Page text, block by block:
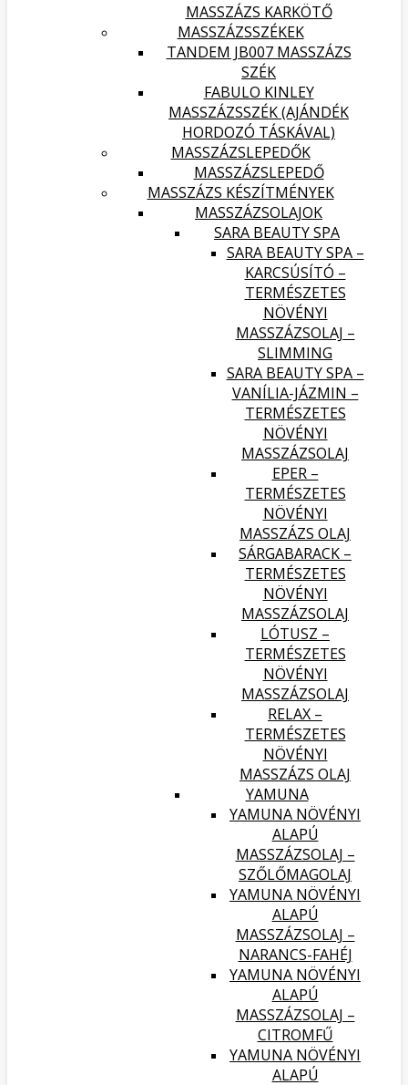
MASSZÁZS KARKÖTŐ
MASSZÁZSSZÉKEK
TANDEM JB007 MASSZÁZS
SZÉK
FABULO KINLEY
MASSZÁZSSZÉK (AJÁNDÉK
HORDOZÓ TÁSKÁVAL)
MASSZÁZSLEPEDŐK
MASSZÁZSLEPEDŐ
MASSZÁZS KÉSZÍTMÉNYEK
MASSZÁZSOLAJOK
SARA BEAUTY SPA
SARA BEAUTY SPA –
KARCSÚSÍTÓ –
TERMÉSZETES
NÖVÉNYI
MASSZÁZSOLAJ –
SLIMMING
SARA BEAUTY SPA –
VANÍLIA-JÁZMIN –
TERMÉSZETES
NÖVÉNYI
MASSZÁZSOLAJ
EPER –
TERMÉSZETES
NÖVÉNYI
MASSZÁZS OLAJ
SÁRGABARACK –
TERMÉSZETES
NÖVÉNYI
MASSZÁZSOLAJ
LÓTUSZ –
TERMÉSZETES
NÖVÉNYI
MASSZÁZSOLAJ
RELAX –
TERMÉSZETES
NÖVÉNYI
MASSZÁZS OLAJ
YAMUNA
YAMUNA NÖVÉNYI
ALAPÚ
MASSZÁZSOLAJ –
SZŐLŐMAGOLAJ
YAMUNA NÖVÉNYI
ALAPÚ
MASSZÁZSOLAJ –
NARANCS-FAHÉJ
YAMUNA NÖVÉNYI
ALAPÚ
MASSZÁZSOLAJ –
CITROMFŰ
YAMUNA NÖVÉNYI
ALAPÚ